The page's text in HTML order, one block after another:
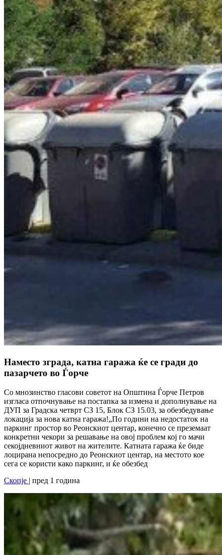
Наместо зграда, катна гаража ќе се гради до
пазарчето во Ѓорче
Со мнозинство гласови советот на Општина Ѓорче Петров
изгласа отпочнување на постапка за измена и дополнување на
ДУП за Градска четврт СЗ 15, Блок СЗ 15.03, за обезбедување
локација за нова катна гаража!„По години на недостаток на
паркинг простор во Реонскиот центар, конечно се преземаат
конкретни чекори за решавање на овој проблем кој го мачи
секојдневниот живот на жителите. Катната гаража ќе биде
лоцирана непосредно до Реонскиот центар, на местото кое
сега се користи како паркинг, и ќе обезбед
Скопје | пред 1 година